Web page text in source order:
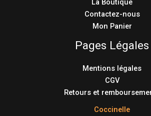
La Boutique
Contactez-nous
Mon Panier
Pages Légales
Mentions légales
CGV
Retours et
Coccinelle